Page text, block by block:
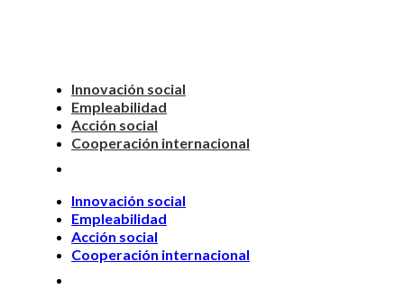
Innovación social
Empleabilidad
Acción social
Cooperación internacional
Innovación social
Empleabilidad
Acción social
Cooperación internacional